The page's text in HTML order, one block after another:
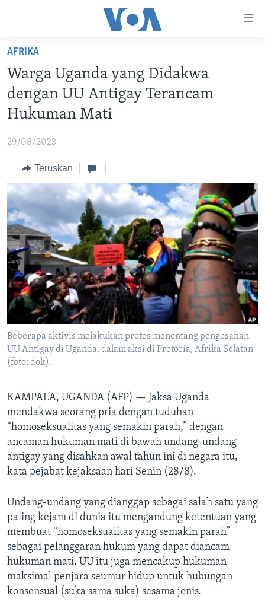
Akses
Lanjut
Konten
Utama
ke
Utama
Lanjut
ke
Pencarian
DUNIA
VIDEO
DAFTAR PROGRAM
IKUTI KAMI
Bahasa-bahasa
AFRIKA
Warga Uganda yang Didakwa
dengan UU Antigay Terancam
Hukuman Mati
29/08/2023
Teruskan
Beberapa aktivis melakukan protes menentang pengesahan
UU Antigay di Uganda, dalam aksi di Pretoria, Afrika Selatan
(foto: dok).
KAMPALA, UGANDA (AFP) — Jaksa Uganda
mendakwa seorang pria dengan tuduhan
“homoseksualitas yang semakin parah,” dengan
ancaman hukuman mati di bawah undang-undang
antigay yang disahkan awal tahun ini di negara itu,
kata pejabat kejaksaan hari Senin (28/8).
Undang-undang yang dianggap sebagai salah satu yang
paling kejam di dunia itu mengandung ketentuan yang
membuat “homoseksualitas yang semakin parah”
sebagai pelanggaran hukum yang dapat diancam
hukuman mati. UU itu juga mencakup hukuman
maksimal penjara seumur hidup untuk hubungan
konsensual (suka sama suka) sesama jenis.